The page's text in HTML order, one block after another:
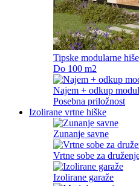
Tipske modularne hiše
Do 100 m2
Najem + odkup
Posebna priložnost
Izolirane vrtne hiške
Zunanje savne
Vrtne sobe za
Izolirane garaže